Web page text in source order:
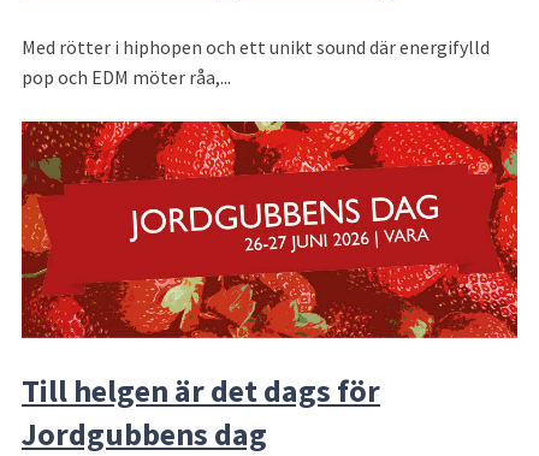
Med rötter i hiphopen och ett unikt sound där energifylld
pop och EDM möter råa,...
Till helgen är det dags för
Jordgubbens dag